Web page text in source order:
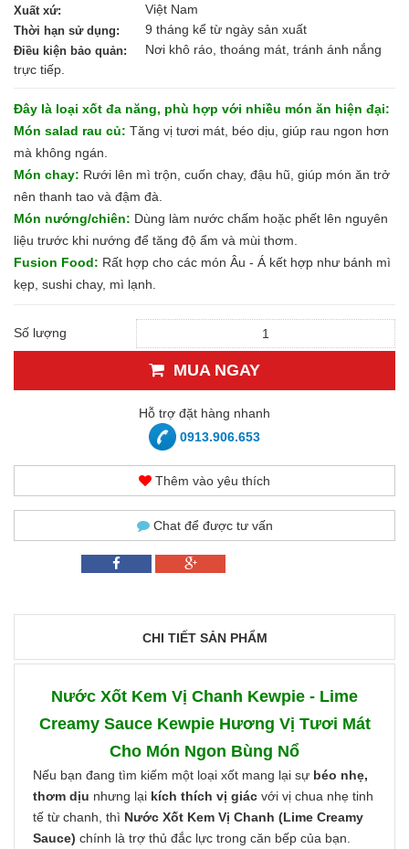
Xuất xứ: Việt Nam
Thời hạn sử dụng: 9 tháng kể từ ngày sản xuất
Điều kiện bảo quản:
Nơi khô ráo, thoáng mát, tránh ánh nắng
trực tiếp.
Đây là loại xốt đa năng, phù hợp với nhiều món ăn hiện đại:
Món salad rau củ: Tăng vị tươi mát, béo dịu, giúp rau ngon hơn
mà không ngán.
Món chay: Rưới lên mì trộn, cuốn chay, đậu hũ, giúp món ăn trở
nên thanh tao và đậm đà.
Món nướng/chiên: Dùng làm nước chấm hoặc phết lên nguyên
liệu trước khi nướng để tăng độ ẩm và mùi thơm.
Fusion Food: Rất hợp cho các món Âu - Á kết hợp như bánh mì
kẹp, sushi chay, mì lạnh.
Số lượng
MUA NGAY
Hỗ trợ đặt hàng nhanh
0913.906.653
Thêm vào yêu thích
Chat để được tư vấn
CHI TIẾT SẢN PHẨM
Nước Xốt Kem Vị Chanh Kewpie - Lime
Creamy Sauce Kewpie Hương Vị Tươi Mát
Cho Món Ngon Bùng Nổ
Nếu bạn đang tìm kiếm một loại xốt mang lại sự béo nhẹ,
thơm dịu nhưng lại kích thích vị giác với vị chua nhẹ tinh
tế từ chanh, thì Nước Xốt Kem Vị Chanh (Lime Creamy
Sauce) chính là trợ thủ đắc lực trong căn bếp của bạn.